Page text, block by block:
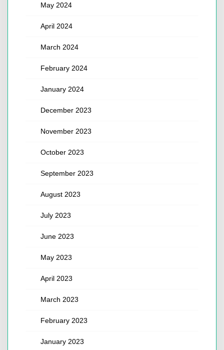
May 2024
April 2024
March 2024
February 2024
January 2024
December 2023
November 2023
October 2023
September 2023
August 2023
July 2023
June 2023
May 2023
April 2023
March 2023
February 2023
January 2023